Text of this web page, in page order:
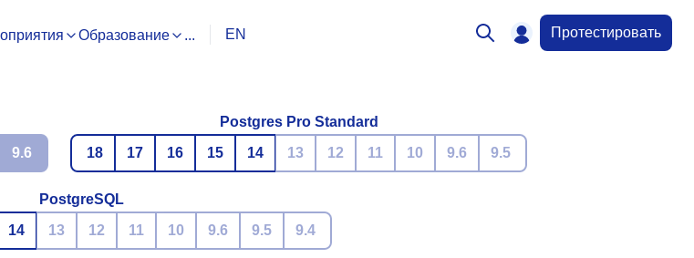
Образование ... EN Протестировать
9.6
Postgres Pro Standard
18
17 16 15 14 13 12 11 10 9.6 9.5
PostgreSQL
14 13 12 11 10 9.6 9.5 9.4